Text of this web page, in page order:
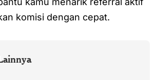
komisi dengan cepat.